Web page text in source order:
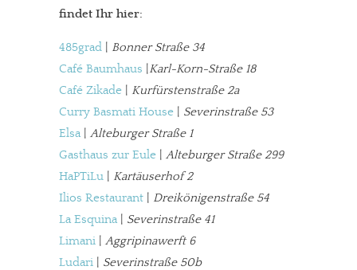
findet Ihr hier:
485grad
Bonner Straße 34
Café Baumhaus Karl-Korn-Straße 18
Café Zikade
Kurfürstenstraße 2a
Curry Basmati House
Severinstraße 53
Elsa| Alteburger Straße 1
Gasthaus zur Eule
Alteburger Straße 299
HaPTiLu
Kartäuserhof 2
Ilios Restaurant
Dreikönigenstraße 54
La Esquina| Severinstraße 41
Limani
Aggripinawerft 6
Ludari
Severinstraße 50b